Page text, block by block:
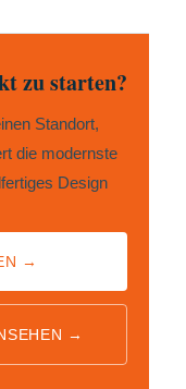
zu starten?
Standort,
die modernste
Design
→
→